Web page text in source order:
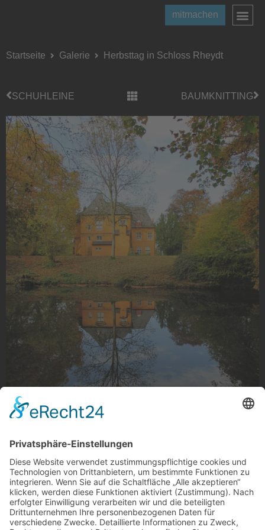
mitmachen
Startseite Galerie Herbsttag in Schloss Rheydt
SCHUHLEINE BAUMKNITTING
Herbsttag in Schloss Rheydt
Herbsttag in Schloss Rheydt
Foto: Stefanie Schulte